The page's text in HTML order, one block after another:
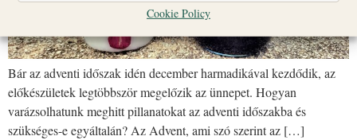
Cookie Policy
Bár az adventi időszak idén december harmadikával kezdődik, az
előkészületek legtöbbször megelőzik az ünnepet. Hogyan
varázsolhatunk meghitt pillanatokat az adventi időszakba és
szükséges-e egyáltalán? Az Advent, ami szó szerint az […]